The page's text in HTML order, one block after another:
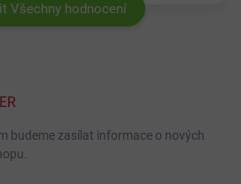
Všechny hodnocení
budeme zasílat informace o nových